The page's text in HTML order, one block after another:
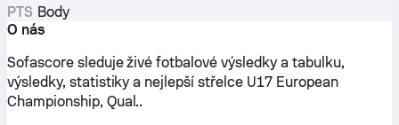
PTS Body
O nás
Sofascore sleduje živé fotbalové výsledky a tabulku,
výsledky, statistiky a nejlepší střelce U17 European
Championship, Qual..